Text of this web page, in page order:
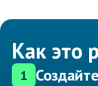
Как это
1